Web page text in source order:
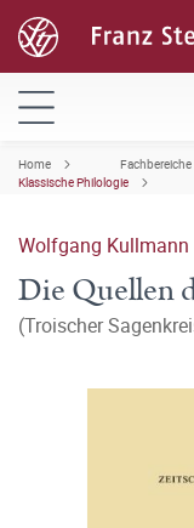
Home Fachbereiche
Klassische Philologie
Wolfgang Kullmann
Die Quellen
(Troischer